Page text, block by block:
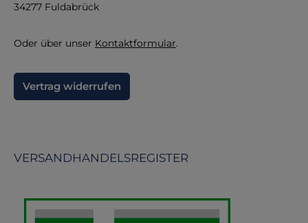
34277 Fuldabrück
Oder über unser Kontaktformular.
Vertrag widerrufen
VERSANDHANDELSREGISTER